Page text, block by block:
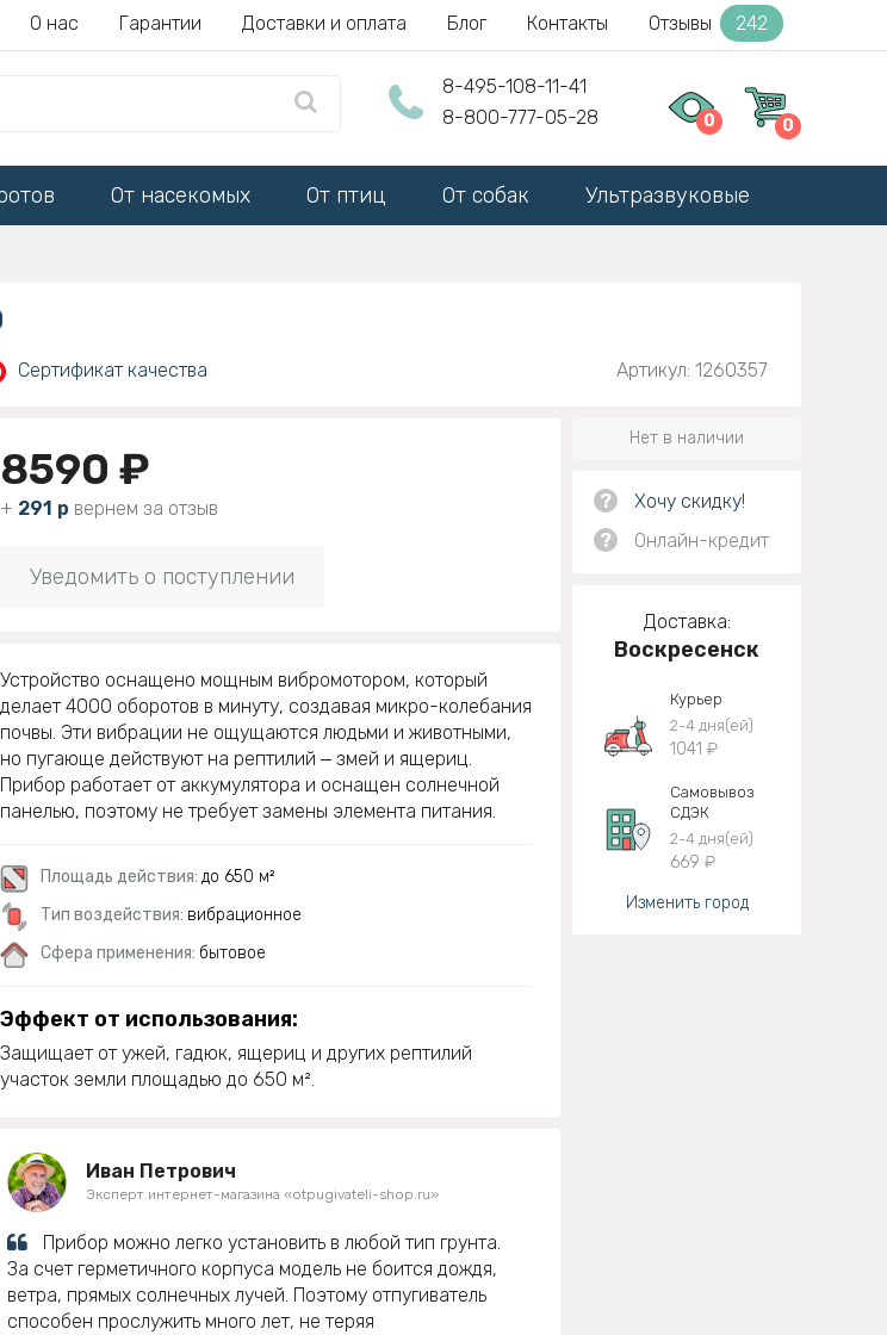
О нас Гарантии Доставки и оплата Блог Контакты Отзывы 242
8-495-108-11-41
8-800-777-05-28
0 0
От насекомых От птиц От собак Ультразвуковые
Сертификат качества Артикул: 1260357
8590 ₽
+ 291 р вернем за отзыв
Уведомить о поступлении
Устройство оснащено мощным вибромотором, который
делает 4000 оборотов в минуту, создавая микро-колебания
почвы. Эти вибрации не ощущаются людьми и животными,
но пугающе действуют на рептилий ‒ змей и ящериц.
Прибор работает от аккумулятора и оснащен солнечной
панелью, поэтому не требует замены элемента питания.
Площадь действия: до 650 м²
Тип воздействия: вибрационное
Сфера применения: бытовое
Эффект от использования:
Защищает от ужей, гадюк, ящериц и других рептилий
участок земли площадью до 650 м².
Иван Петрович
Эксперт интернет-магазина «otpugivateli-shop.ru»
Прибор можно легко установить в любой тип грунта.
За счет герметичного корпуса модель не боится дождя,
ветра, прямых солнечных лучей. Поэтому отпугиватель
способен прослужить много лет, не теряя
Нет в наличии
?
Хочу скидку!
?
Онлайн-кредит
Доставка:
Воскресенск
Курьер
2-4 дня(ей)
1041 ₽
Самовывоз
СДЭК
2-4 дня(ей)
669 ₽
Изменить город